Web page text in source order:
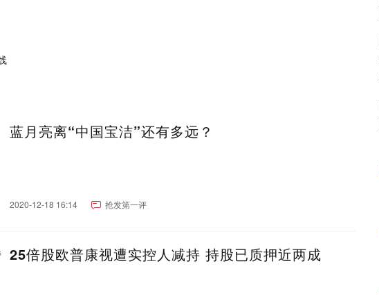
蓝月亮离“中国宝洁”还有多远？
2020-12-18 16:14 抢发第一评
25倍股欧普康视遭实控人减持 持股已质押近两成